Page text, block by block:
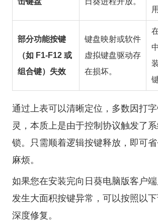
部分功能按键
（如 F1-F12 或
组合键）失效
键盘映射或软件
虚拟键盘驱动存
在损坏。
通过上表可以清晰定位，多数因打
灵，本质上是由于控制协议触发了
锁。只需顺着逻辑按键释放，即可
麻烦。
如果您在安装完向日葵电脑版客户
发生大面积按键异常，可以按照以
深度修复。